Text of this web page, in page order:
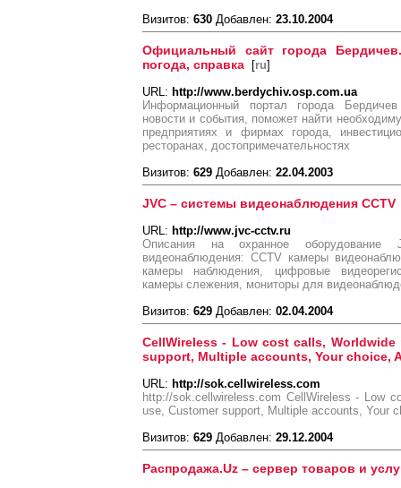
Визитов: 630 Добавлен: 23.10.2004
Официальный сайт города
погода, справка [ru]
URL: http://www.berdychiv.osp.com.ua
Информационный портал города
новости и события, поможет найти
предприятиях и фирмах города,
ресторанах, достопримечательностях
Визитов: 629 Добавлен: 22.04.2003
JVC – системы видеонаблюдения CCTV
URL: http://www.jvc-cctv.ru
Описания на охранное
видеонаблюдения: CCTV камеры
камеры наблюдения, цифровые
камеры слежения, мониторы для
Визитов: 629 Добавлен: 02.04.2004
CellWireless - Low cost calls,
support, Multiple accounts, Your choice,
URL: http://sok.cellwireless.com
http://sok.cellwireless.com CellWireless - Low
use, Customer support, Multiple accounts, Your
Визитов: 629 Добавлен: 29.12.2004
Распродажа.Uz – сервер товаров и